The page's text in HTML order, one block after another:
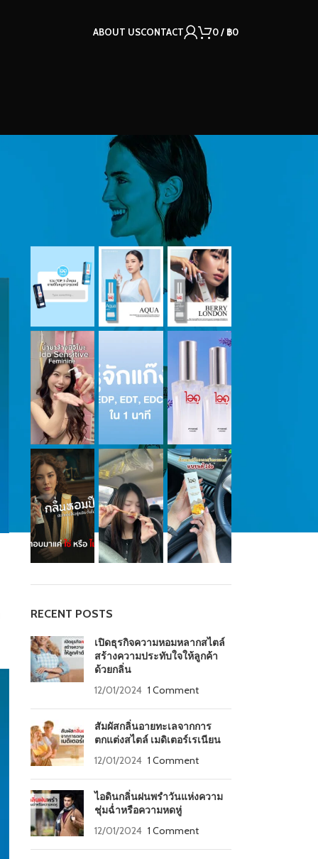
ABOUT USCONTACT 0/ ฿0
OUR INSTAGRAM
RECENT POSTS
เปิดธุรกิจความหอมหลากสไตล์
สร้างความประทับใจให้ลูกค้า
ด้วยกลิ่น
12/01/2024 1 Comment
สัมผัสกลิ่นอายทะเลจากการ
ตกแต่งสไตล์ เมดิเตอร์เรเนียน
12/01/2024 1 Comment
ไอดินกลิ่นฝนพรำวันแห่งความ
ชุ่มฉ่ำหรือความหดหู่
12/01/2024 1 Comment